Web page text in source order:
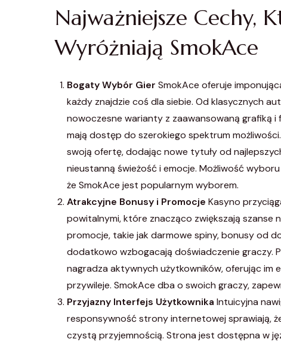
Najważniejsze Cechy,
Wyróżniają SmokAce
Bogaty Wybór Gier SmokAce oferuje
każdy znajdzie coś dla siebie. Od klasycznych
nowoczesne warianty z zaawansowaną grafiką i
mają dostęp do szerokiego spektrum
swoją ofertę, dodając nowe tytuły od
nieustanną świeżość i emocje. Możliwość
że SmokAce jest popularnym wyborem.
Atrakcyjne Bonusy i Promocje Kasyno
powitalnymi, które znacząco zwiększają szanse
promocje, takie jak darmowe spiny, bonusy od
dodatkowo wzbogacają doświadczenie graczy.
nagradza aktywnych użytkowników, oferując im
przywileje. SmokAce dba o swoich graczy,
Przyjazny Interfejs Użytkownika Intuicyjna
responsywność strony internetowej sprawiają,
czystą przyjemnością. Strona jest dostępna w